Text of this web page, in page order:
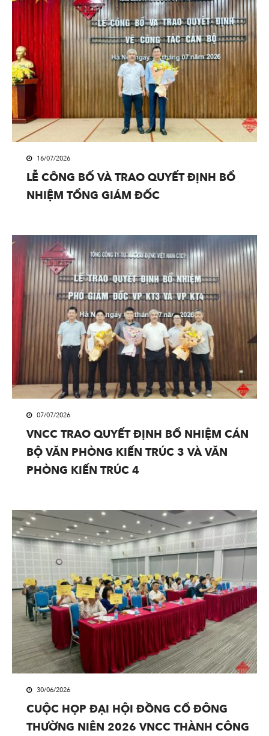
16/07/2026
LỄ CÔNG BỐ VÀ TRAO QUYẾT ĐỊNH BỔ
NHIỆM TỔNG GIÁM ĐỐC
07/07/2026
VNCC TRAO QUYẾT ĐỊNH BỔ NHIỆM CÁN
BỘ VĂN PHÒNG KIẾN TRÚC 3 VÀ VĂN
PHÒNG KIẾN TRÚC 4
30/06/2026
CUỘC HỌP ĐẠI HỘI ĐỒNG CỔ ĐÔNG
THƯỜNG NIÊN 2026 VNCC THÀNH CÔNG